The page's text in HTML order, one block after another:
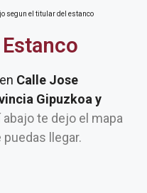
segun el titular del estanco
Calle Jose
Gipuzkoa y
abajo te dejo el mapa
llegar.